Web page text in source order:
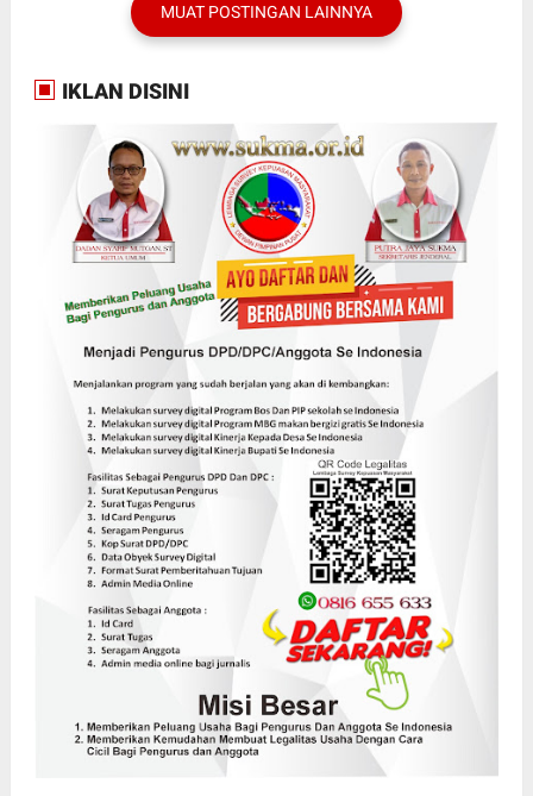
MUAT POSTINGAN LAINNYA
IKLAN DISINI